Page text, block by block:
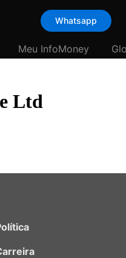
Whatsapp
Meu InfoMoney
Ltd